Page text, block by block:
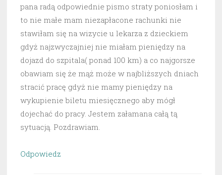
pana radą odpowiednie pismo straty poniosłam i
to nie małe mam niezapłacone rachunki nie
stawiłam się na wizycie u lekarza z dzieckiem
gdyż najzwyczajniej nie miałam pieniędzy na
dojazd do szpitala( ponad 100 km) a co najgorsze
obawiam się że mąż może w najbliższych dniach
stracić pracę gdyż nie mamy pieniędzy na
wykupienie biletu miesięcznego aby mógł
dojechać do pracy. Jestem załamana całą tą
sytuacją. Pozdrawiam.
Odpowiedz